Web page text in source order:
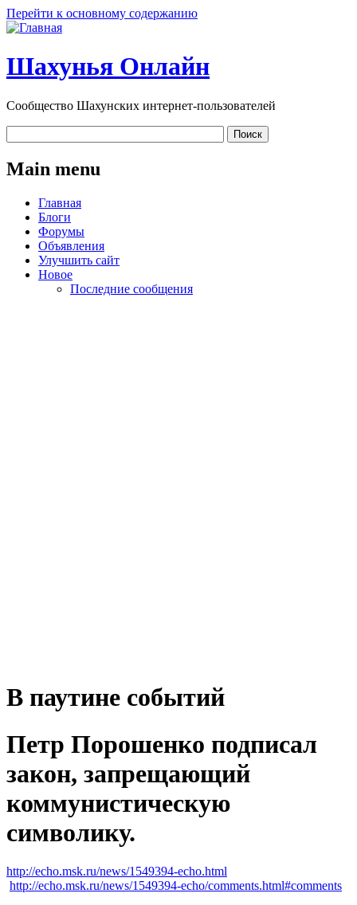
Перейти к основному содержанию
Шахунья Онлайн
Сообщество Шахунских интернет-пользователей
Main menu
Главная
Блоги
Форумы
Объявления
Улучшить сайт
Новое
Последние сообщения
В паутине событий
Петр Порошенко подписал
закон, запрещающий
коммунистическую
символику.
http://echo.msk.ru/news/1549394-echo.html
http://echo.msk.ru/news/1549394-echo/comments.html#comments